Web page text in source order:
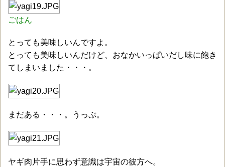
ごはん
とっても美味しいんですよ。
とっても美味しいんだけど、おなかいっぱいだし味に飽き
てしまいました・・・。
まだある・・・。うっぷ。
ヤギ肉片手に思わず意識は宇宙の彼方へ。